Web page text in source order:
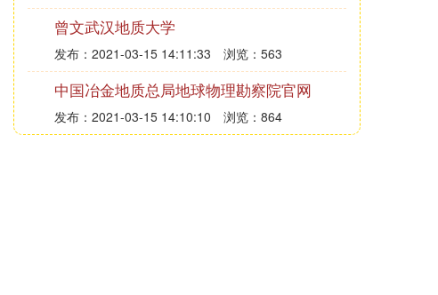
曾文武汉地质大学
发布：2021-03-15 14:11:33 浏览：563
中国冶金地质总局地球物理勘察院官网
发布：2021-03-15 14:10:10 浏览：864